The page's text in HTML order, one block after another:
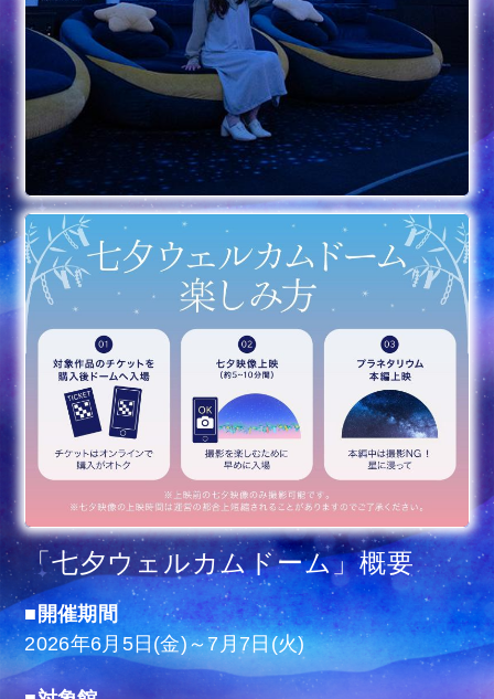
「七夕ウェルカムドーム」概要
■開催期間
2026年6月5日(金)～7月7日(火)